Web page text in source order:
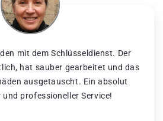
mit dem Schlüsseldienst. Der
hat sauber gearbeitet und das
ausgetauscht. Ein absolut
professioneller Service!